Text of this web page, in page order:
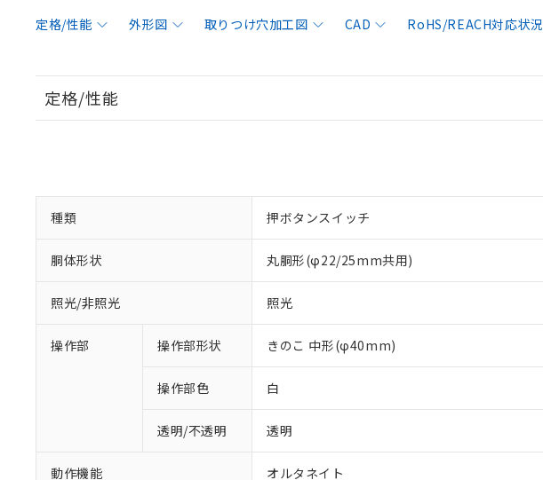
定格/性能 外形図 取りつけ穴加工図 CAD RoHS/REACH対応状況
定格/性能
種類 押ボタンスイッチ
胴体形状 丸胴形(φ22/25mm共用)
照光/非照光 照光
操作部 操作部形状 きのこ 中形(φ40mm)
操作部色 白
透明/不透明 透明
動作機能 オルタネイト